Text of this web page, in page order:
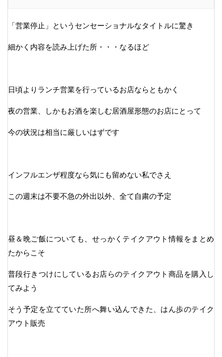
「営業停止」というセンセーショナルなタイトルに驚き
細かく内容を読み上げた所・・・なるほど
日頃よりランチ営業を行っているお店ならともかく
夜の営業、しかもお酒を楽しむ居酒屋形態のお店にとって
今の状況は相当に厳しいはずです
インフルエンザ程度なら気にも留めない私でさえ
この週末は不要不急の外出以外、全て自粛の予定
昼＆晩ご飯についても、せっかくテイクアウト情報をまとめ
たからこそ
普段行きつけにしているお店らのテイクアウト商品を購入し
てみよう
そう予定を立てていた所へ舞い込んできた、はん歩のテイク
アウト販売